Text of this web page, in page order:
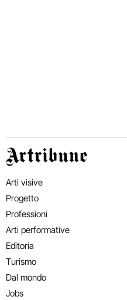
Artribune
Arti visive
Progetto
Professioni
Arti performative
Editoria
Turismo
Dal mondo
Jobs